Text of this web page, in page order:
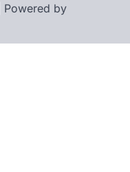
| Powered by